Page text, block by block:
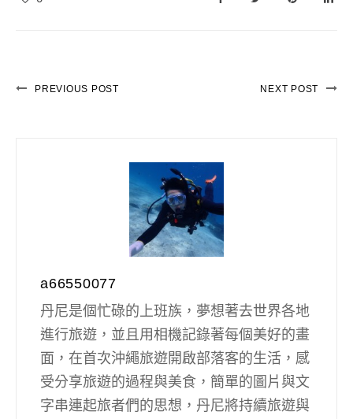
PREVIOUS POST NEXT POST
a66550077
丹尼是個忙碌的上班族，夢想著去世界各地
進行旅遊，並且用相機記錄著每個美好的畫
面，在首次沖繩旅遊開啟部落客的生活，感
受分享旅遊的過程與美食，簡單的圖片與文
字串連起旅者們的思想，丹尼將持續旅遊與